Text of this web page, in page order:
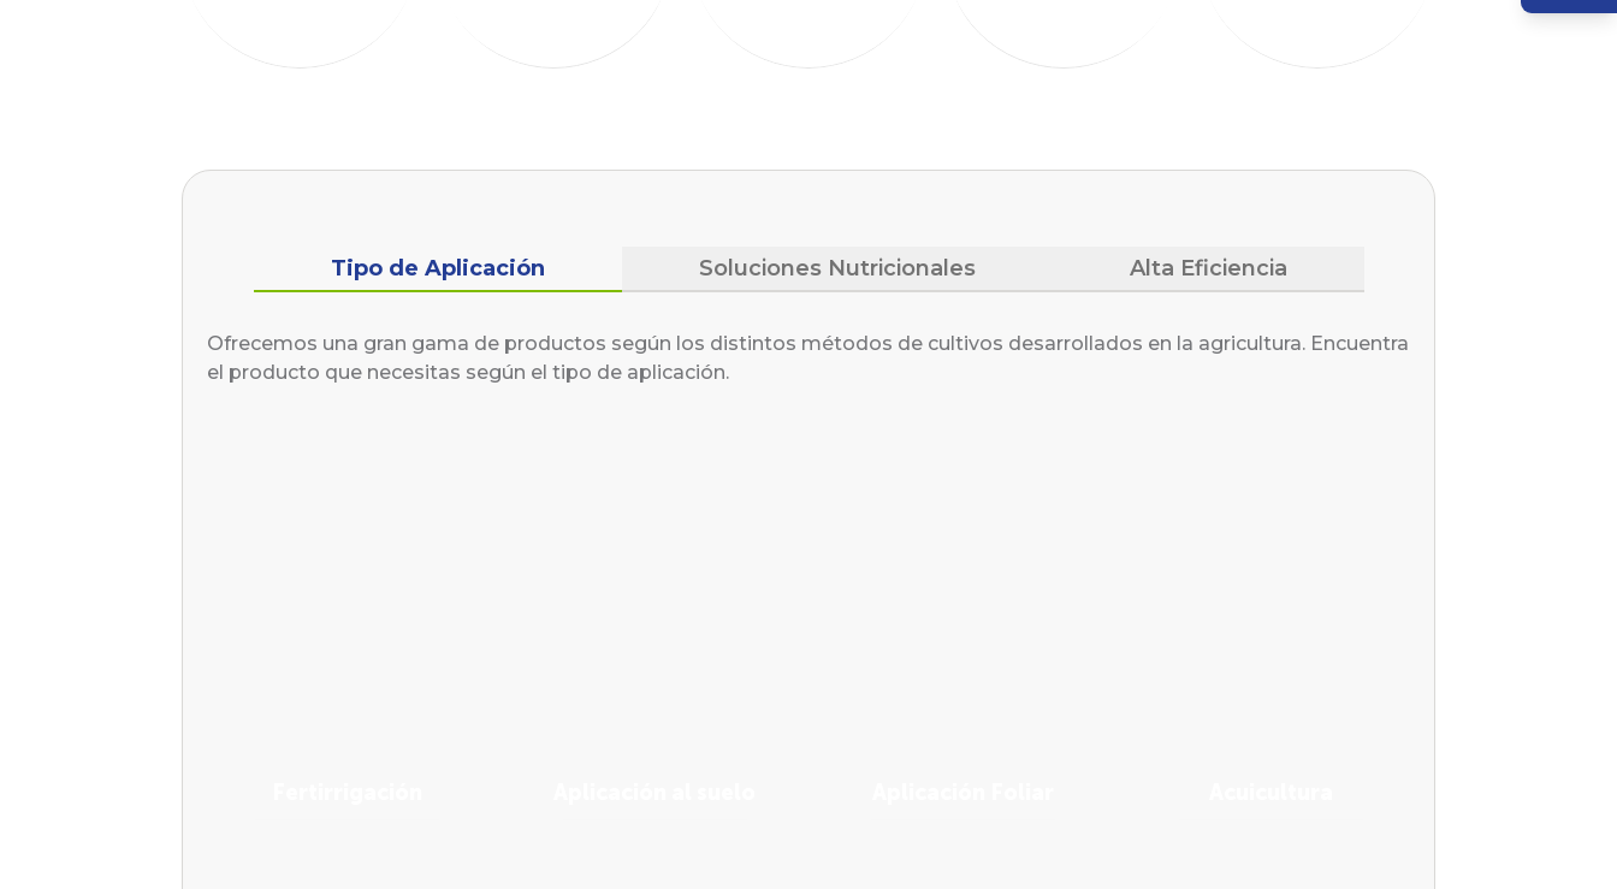
Tipo de Aplicación Soluciones Nutricionales Alta Eficiencia
Ofrecemos una gran gama de productos según los distintos métodos de cultivos desarrollados en la agricultura. Encuentra
el producto que necesitas según el tipo de aplicación.